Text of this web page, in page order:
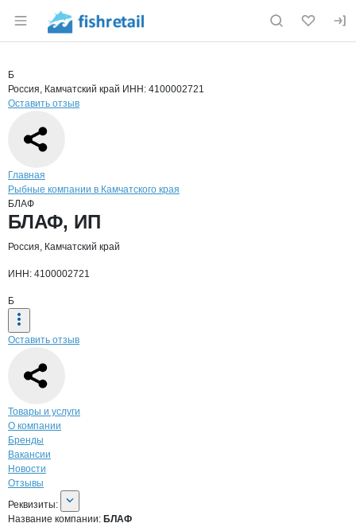
Раздел навигации по сайту fishretail.ru
Страница компании
Страница компании
Краткая информация о компании
Б
Россия, Камчатский край ИНН: 4100002721
Оставить отзыв
Навигация по сайту
Главная
Рыбные компании в Камчатского края
БЛАФ
Основная информация о компании
БЛАФ, ИП
Россия, Камчатский край
ИНН: 4100002721
Б
Оставить отзыв
Навигация по странице
Товары и услуги
О компании
Бренды
Вакансии
Новости
Отзывы
О компании
Реквизиты
Реквизиты:
Название компании: БЛАФ